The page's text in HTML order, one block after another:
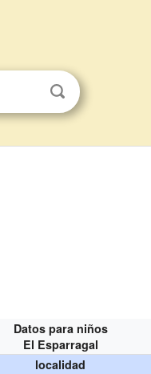
Datos para niños
El Esparragal
localidad